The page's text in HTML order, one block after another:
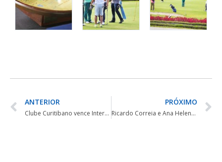
ANTERIOR
Clube Curitibano vence Interclubes 2022
PRÓXIMO
Ricardo Correia e Ana Helena Cunha vencem XXVI Aberto do Norte do Paraná